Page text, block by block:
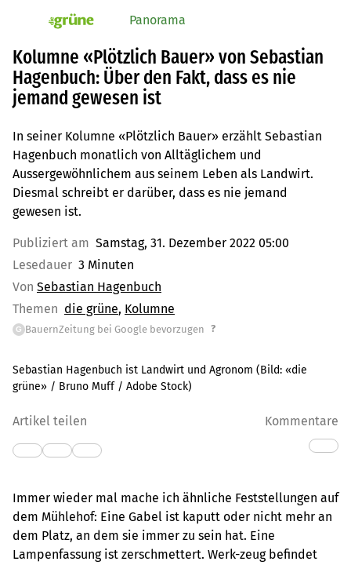
pv_die-grune-online Panorama
Kolumne «Plötzlich Bauer» von Sebastian
Hagenbuch: Über den Fakt, dass es nie
jemand gewesen ist
In seiner Kolumne «Plötzlich Bauer» erzählt Sebastian
Hagenbuch monatlich von Alltäglichem und
Aussergewöhnlichem aus seinem Leben als Landwirt.
Diesmal schreibt er darüber, dass es nie jemand
gewesen ist.
Publiziert am Samstag, 31. Dezember 2022 05:00
Lesedauer 3 Minuten
Von Sebastian Hagenbuch
Themen die grüne Kolumne
G BauernZeitung bei Google bevorzugen ?
Sebastian Hagenbuch ist Landwirt und Agronom (Bild: «die
grüne» / Bruno Muff / Adobe Stock)
Artikel teilen Kommentare
Immer wieder mal mache ich ähnliche Feststellungen auf
dem Mühlehof: Eine Gabel ist kaputt oder nicht mehr an
dem Platz, an dem sie immer zu sein hat. Eine
Lampenfassung ist zerschmettert. Werk-zeug befindet